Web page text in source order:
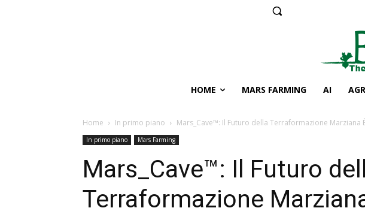
HOME MARS FARMING AI
Home In primo piano Mars_Cave™: Il Futuro della Terraformazione Marziana
In primo piano Mars Farming
Mars_Cave™: Il Futuro
Terraformazione